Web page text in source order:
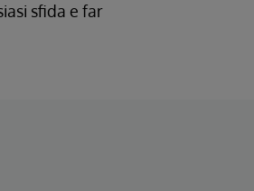
sfida e far